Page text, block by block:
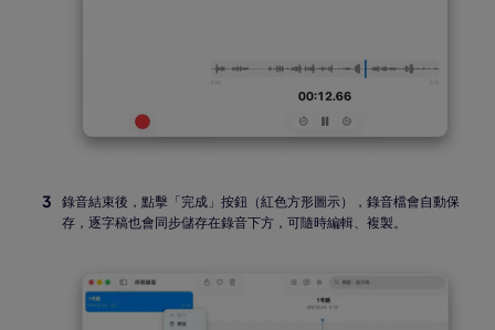
錄音結束後，點擊「完成」按鈕（紅色方形圖示），錄音檔會自動保
存，逐字稿也會同步儲存在錄音下方，可隨時編輯、複製。